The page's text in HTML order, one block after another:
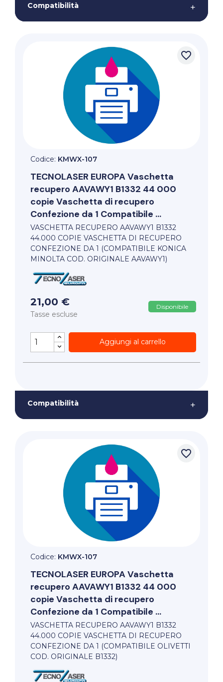
Compatibilità +
favorite_border
Codice: KMWX-107
TECNOLASER EUROPAVaschetta
recupero AAVAWY1 B1332 44 000
copie Vaschetta di recupero
Confezione da 1 Compatibile ...
VASCHETTA RECUPERO AAVAWY1 B1332
44.000 COPIE VASCHETTA DI RECUPERO
CONFEZIONE DA 1 (COMPATIBILE KONICA
MINOLTA COD. ORIGINALE AAVAWY1)
21,00 €
Tasse escluse
Disponibile
Aggiungi al carrello
Compatibilità +
favorite_border
Codice: KMWX-107
TECNOLASER EUROPAVaschetta
recupero AAVAWY1 B1332 44 000
copie Vaschetta di recupero
Confezione da 1 Compatibile ...
VASCHETTA RECUPERO AAVAWY1 B1332
44.000 COPIE VASCHETTA DI RECUPERO
CONFEZIONE DA 1 (COMPATIBILE OLIVETTI
COD. ORIGINALE B1332)